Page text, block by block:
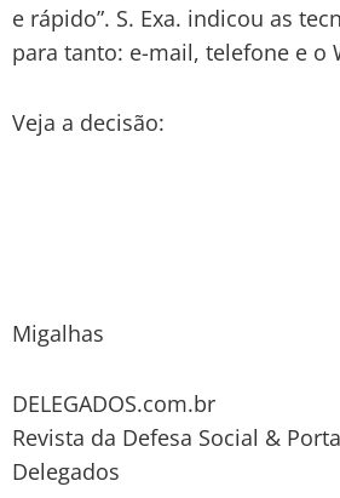
e rápido”. S. Exa. indicou as
para tanto: e-mail, telefone e o
Veja a decisão:
Migalhas
DELEGADOS.com.br
Revista da Defesa Social &
Delegados